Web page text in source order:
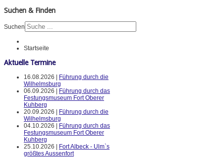
Suchen & Finden
Suchen
Startseite
Aktuelle Termine
16.08.2026 |
Führung durch die
Wilhelmsburg
06.09.2026 |
Führung durch das
Festungsmuseum Fort Oberer
Kuhberg
20.09.2026 |
Führung durch die
Wilhelmsburg
04.10.2026 |
Führung durch das
Festungsmuseum Fort Oberer
Kuhberg
25.10.2026 |
Fort Albeck - Ulm`s
größtes Aussenfort